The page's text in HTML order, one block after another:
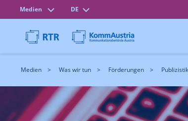
Medien DE
Medien Was wir tun Förderungen